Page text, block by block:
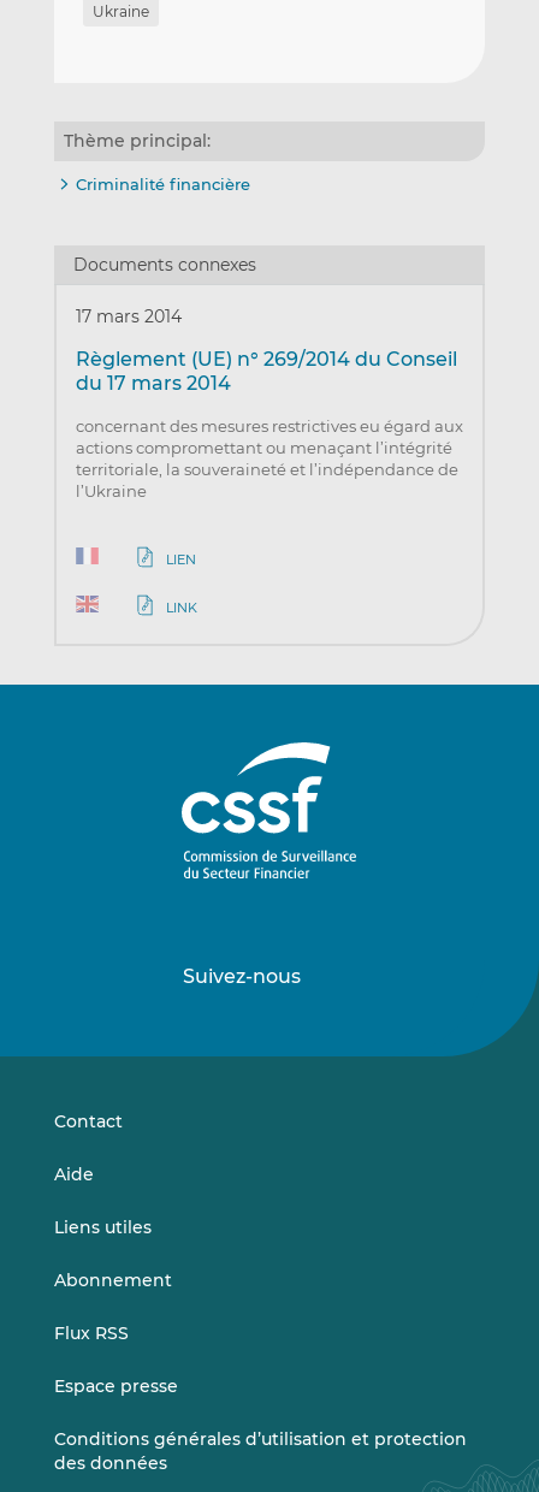
Ukraine
Thème principal:
Criminalité financière
Documents connexes
17 mars 2014
Règlement (UE) n° 269/2014 du Conseil
du 17 mars 2014
concernant des mesures restrictives eu égard aux
actions compromettant ou menaçant l’intégrité
territoriale, la souveraineté et l’indépendance de
l’Ukraine
LIEN
LINK
Suivez-nous
sursur
Contact
Aide
Liens utiles
Abonnement
Flux RSS
Espace presse
Conditions générales d’utilisation et protection
des données